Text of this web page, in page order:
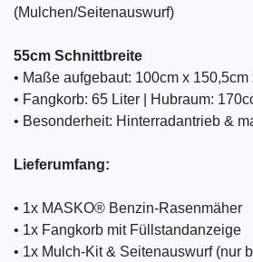
(Mulchen/Seitenauswurf)
55cm Schnittbreite
• Maße aufgebaut: 100cm x
• Fangkorb: 65 Liter | Hubraum:
• Besonderheit: Hinterradantrieb &
Lieferumfang:
• 1x MASKO® Benzin-Rasenmäher
• 1x Fangkorb mit Füllstandanzeige
• 1x Mulch-Kit & Seitenauswurf (nur